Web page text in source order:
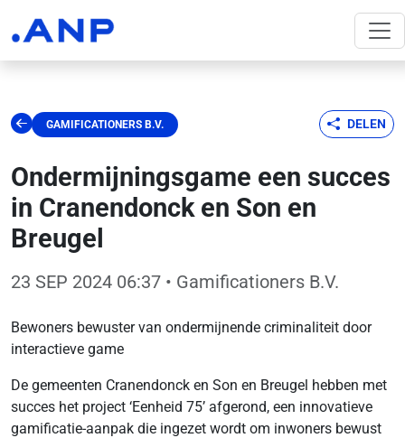
GAMIFICATIONERS B.V. DELEN
Ondermijningsgame een succes
in Cranendonck en Son en
Breugel
23 SEP 2024 06:37 • Gamificationers B.V.
Bewoners bewuster van ondermijnende criminaliteit door
interactieve game
De gemeenten Cranendonck en Son en Breugel hebben met
succes het project ‘Eenheid 75’ afgerond, een innovatieve
gamificatie-aanpak die ingezet wordt om inwoners bewust